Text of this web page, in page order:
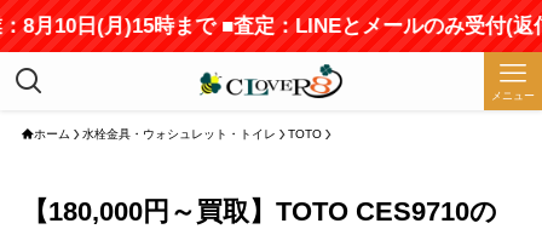
月10日(月)15時まで ■査定：LINEとメールのみ受付(返
メニュー
ホーム 水栓金具・ウォシュレット・トイレ TOTO
【180,000円～買取】TOTO CES9710の